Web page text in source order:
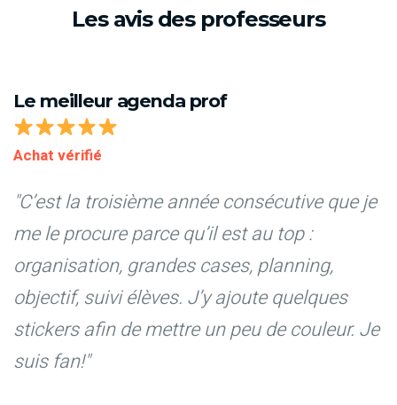
Les avis des professeurs
Le meilleur agenda prof
Achat vérifié
"C’est la troisième année consécutive que je
me le procure parce qu’il est au top :
organisation, grandes cases, planning,
objectif, suivi élèves. J’y ajoute quelques
stickers afin de mettre un peu de couleur. Je
suis fan!"